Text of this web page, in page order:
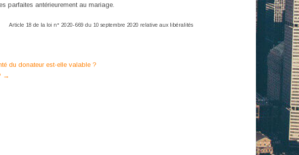
parfaites antérieurement au mariage.
Article 18 de la loi n° 2020-669 du 10 septembre 2020 relative aux libéralités
du donateur est-elle valable ?
→